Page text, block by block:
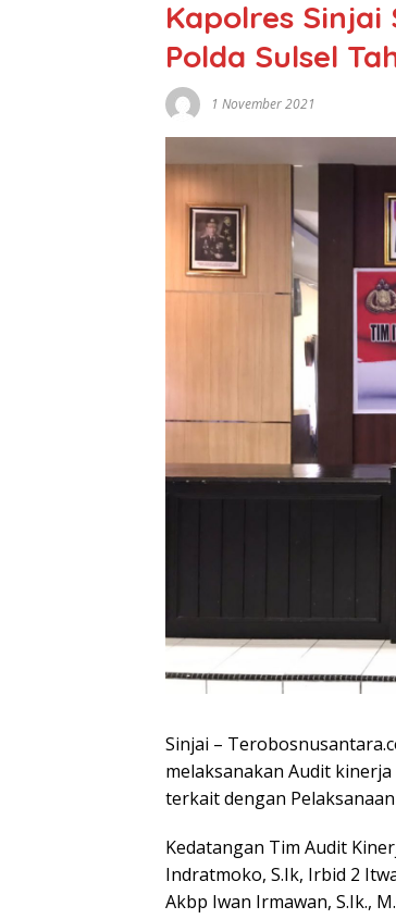
Kapolres
Polda Sulsel
1 November 2021
Sinjai –
melaksanakan Audit
terkait dengan
Kedatangan Tim Audit
Indratmoko, S.Ik, Irbid 2
Akbp Iwan Irmawan, S.Ik.,